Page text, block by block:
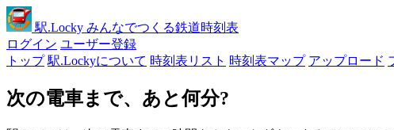
駅.Locky みんなでつくる鉄道時刻表
ログイン ユーザー登録
トップ 駅.Lockyについて 時刻表リスト 時刻表マップ アップロード
次の電車まで、あと何分?